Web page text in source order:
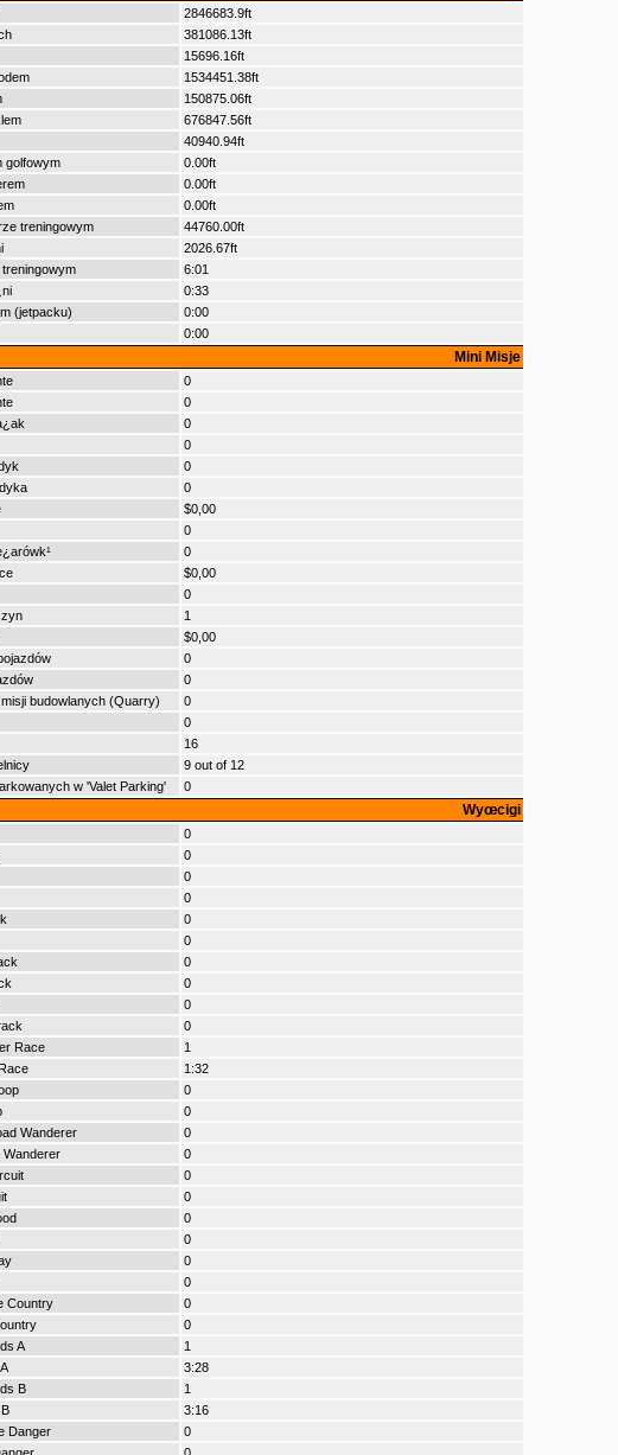
2846683.9ft
381086.13ft
15696.16ft
1534451.38ft
150875.06ft
676847.56ft
40940.94ft
golfowym
0.00ft
0.00ft
0.00ft
treningowym
44760.00ft
2026.67ft
6:01
0:33
(jetpacku)
0:00
0:00
Mini Misje
0
0
0
0
0
0
$0,00
0
0
$0,00
0
1
$0,00
0
0
budowlanych (Quarry)
0
0
16
9 out of 12
w 'Valet Parking'
0
Wyœcigi
0
0
0
0
0
0
0
0
0
0
Race
1
1:32
0
0
Wanderer
0
0
0
0
0
0
0
0
Country
0
0
A
1
3:28
B
1
3:16
Danger
0